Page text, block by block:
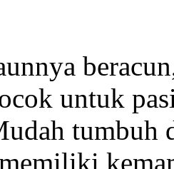
untuk
tumbuh